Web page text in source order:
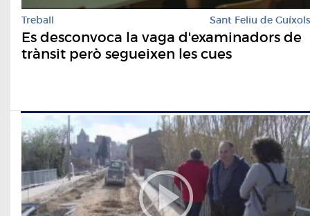
Treball Sant Feliu de Guíxols
Es desconvoca la vaga d'examinadors de
trànsit però segueixen les cues